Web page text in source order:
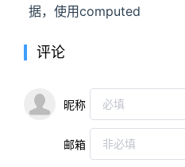
据，使用computed
评论
昵称
邮箱